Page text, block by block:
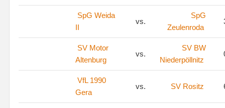
SpG Weida
II
vs.
SpG
Zeulenroda
SV Motor
Altenburg
vs.
SV BW
Niederpöllnitz
VfL 1990
Gera
vs. SV Rositz